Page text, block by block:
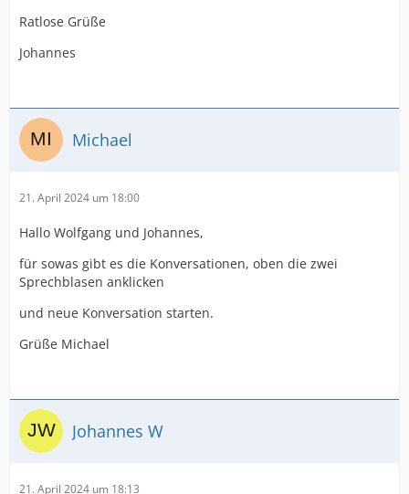
Ratlose Grüße
Johannes
Michael
21. April 2024 um 18:00
Hallo Wolfgang und Johannes,
für sowas gibt es die Konversationen, oben die zwei
Sprechblasen anklicken
und neue Konversation starten.
Grüße Michael
Johannes W
21. April 2024 um 18:13